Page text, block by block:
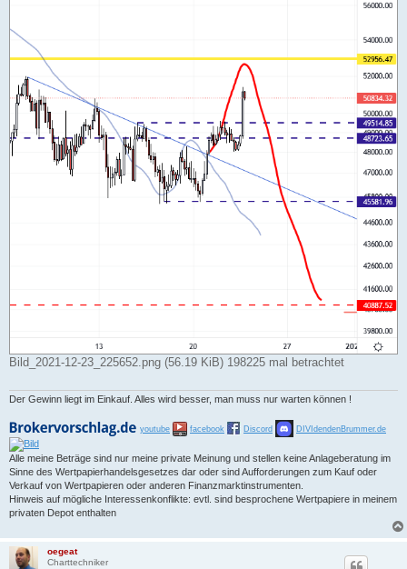
Bild_2021-12-23_225652.png (56.19 KiB) 198225 mal betrachtet
Der Gewinn liegt im Einkauf. Alles wird besser, man muss nur warten können !
youtube facebook Discord DIVIdendenBrummer.de
Alle meine Beträge sind nur meine private Meinung und stellen keine Anlageberatung im
Sinne des Wertpapierhandelsgesetzes dar oder sind Aufforderungen zum Kauf oder
Verkauf von Wertpapieren oder anderen Finanzmarktinstrumenten.
Hinweis auf mögliche Interessenkonflikte: evtl. sind besprochene Wertpapiere in meinem
privaten Depot enthalten
oegeat
Charttechniker